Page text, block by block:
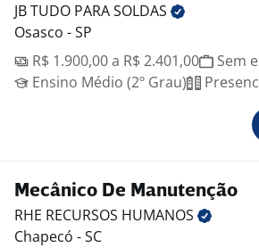
JB TUDO PARASOLDAS
Osasco - SP
R$ 1.900,00 a R$ 2.401,00
Sem
Ensino Médio (2º Grau)
Mecânico De Manutenção
RHE RECURSOS HUMANOS
Chapecó - SC